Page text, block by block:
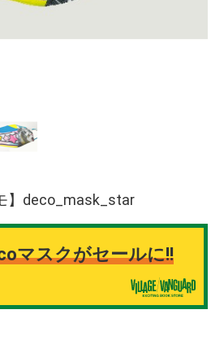
】deco_mask_star
マスクがセールに!!